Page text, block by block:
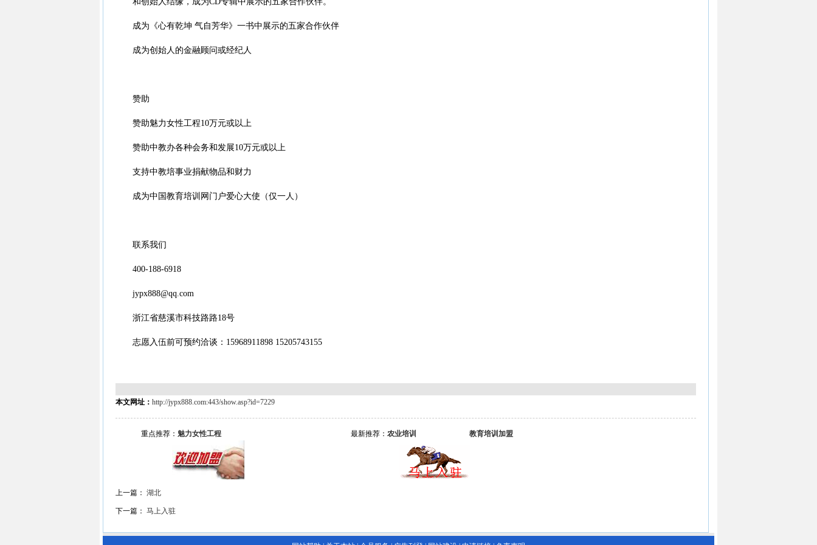
成为《心有乾坤 气自芳华》一书中展示的五家合作伙伴
成为创始人的金融顾问或经纪人
赞助
赞助魅力女性工程10万元或以上
赞助中教办各种会务和发展10万元或以上
支持中教培事业捐献物品和财力
成为中国教育培训网门户爱心大使（仅一人）
联系我们
400-188-6918
jypx888@qq.com
浙江省慈溪市科技路路18号
志愿入伍前可预约洽谈：15968911898 15205743155
本文网址： http://jypx888.com:443/show.asp?id=7229
重点推荐： 魅力女性工程 最新推荐： 农业培训 教育培训加盟
上一篇： 湖北
下一篇： 马上入驻